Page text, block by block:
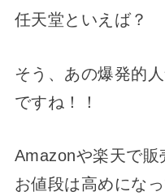
任天堂といえば？
そう、あの爆発的
ですね！！
Amazonや楽天で販
お値段は高めになっ